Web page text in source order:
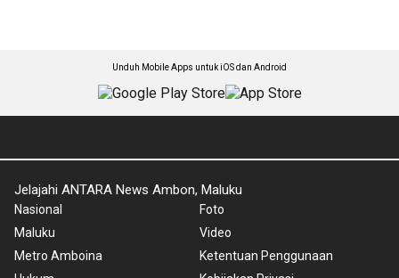
Unduh Mobile Apps untuk iOS dan Android
Jelajahi ANTARA News Ambon, Maluku
Nasional
Maluku
Metro Amboina
Foto
Video
Ketentuan Penggunaan